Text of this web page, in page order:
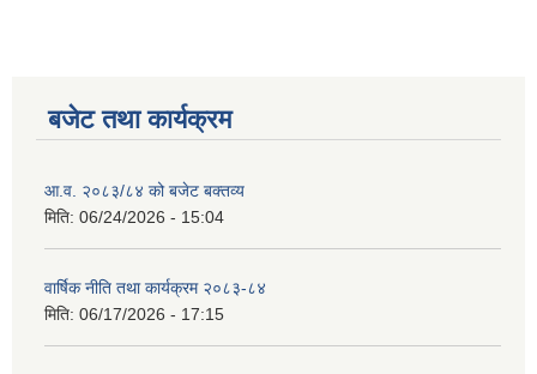
बजेट तथा कार्यक्रम
आ.व. २०८३/८४ को बजेट बक्तव्य
मिति: 06/24/2026 - 15:04
वार्षिक नीति तथा कार्यक्रम २०८३-८४
मिति: 06/17/2026 - 17:15